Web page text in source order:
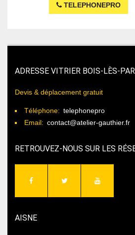
TELEPHONEPRO
ADRESSE VITRIER BOIS-LÈS-
Devis & déplacement gratuit
Téléphone: telephonepro
Email: contact@atelier-gauthier.fr
RETROUVEZ-NOUS SUR LES
AISNE